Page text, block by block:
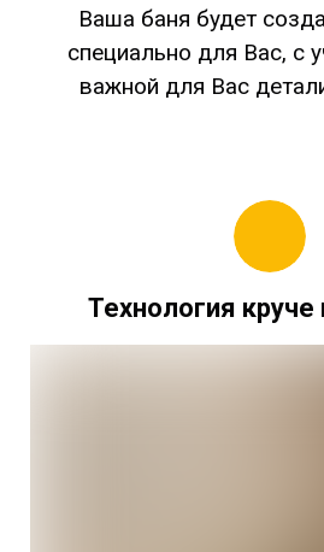
Ваша баня будет
специально для Вас, с
важной для Вас
Технология круче